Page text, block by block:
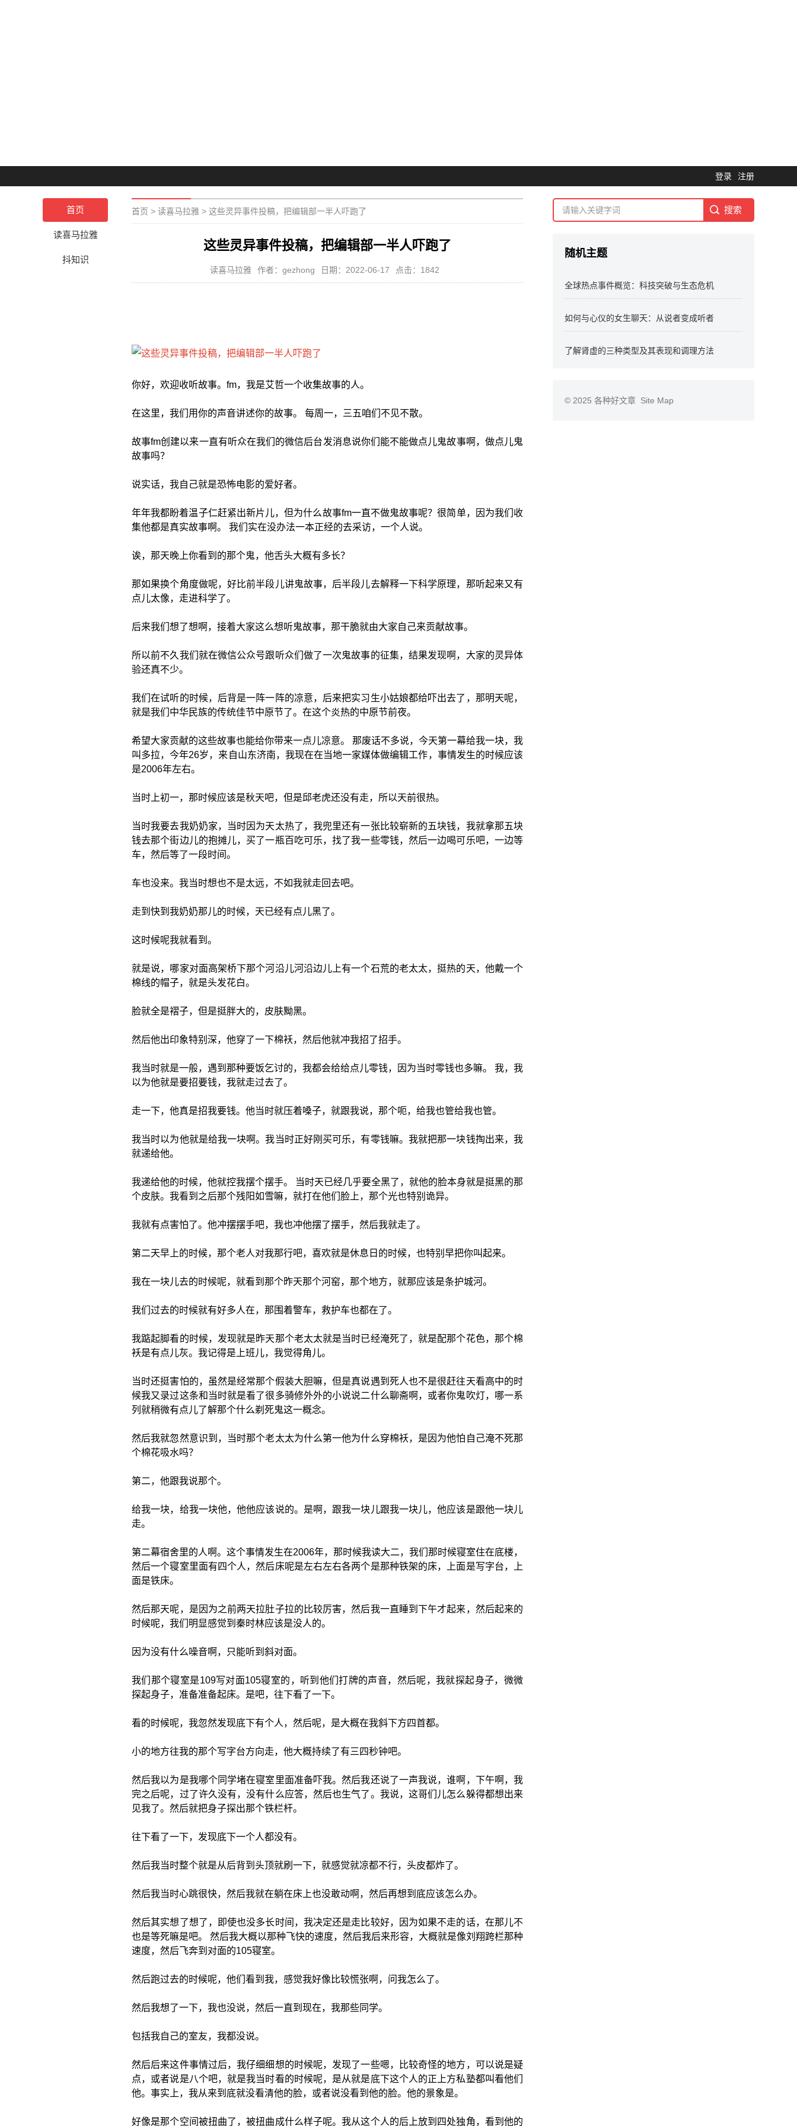
登录 注册
首页
读喜马拉雅
抖知识
首页 > 读喜马拉雅 > 这些灵异事件投稿，把编辑部一半人吓跑了
这些灵异事件投稿，把编辑部一半人吓跑了
读喜马拉雅 作者：gezhong 日期：2022-06-17 点击：1842
你好，欢迎收听故事。fm，我是艾哲一个收集故事的人。
在这里，我们用你的声音讲述你的故事。 每周一，三五咱们不见不散。
故事fm创建以来一直有听众在我们的微信后台发消息说你们能不能做点儿鬼故事啊，做点儿鬼
故事吗？
说实话，我自己就是恐怖电影的爱好者。
年年我都盼着温子仁赶紧出新片儿，但为什么故事fm一直不做鬼故事呢？很简单，因为我们收
集他都是真实故事啊。 我们实在没办法一本正经的去采访，一个人说。
诶，那天晚上你看到的那个鬼，他舌头大概有多长？
那如果换个角度做呢，好比前半段儿讲鬼故事，后半段儿去解释一下科学原理，那听起来又有
点儿太像，走进科学了。
后来我们想了想啊，接着大家这么想听鬼故事，那干脆就由大家自己来贡献故事。
所以前不久我们就在微信公众号跟听众们做了一次鬼故事的征集，结果发现啊，大家的灵异体
验还真不少。
我们在试听的时候，后背是一阵一阵的凉意，后来把实习生小姑娘都给吓出去了，那明天呢，
就是我们中华民族的传统佳节中原节了。在这个炎热的中原节前夜。
希望大家贡献的这些故事也能给你带来一点儿凉意。 那废话不多说，今天第一幕给我一块，我
叫多拉，今年26岁，来自山东济南，我现在在当地一家媒体做编辑工作，事情发生的时候应该
是2006年左右。
当时上初一，那时候应该是秋天吧，但是邱老虎还没有走，所以天前很热。
当时我要去我奶奶家，当时因为天太热了，我兜里还有一张比较崭新的五块钱，我就拿那五块
钱去那个街边儿的抱摊儿，买了一瓶百吃可乐，找了我一些零钱，然后一边喝可乐吧，一边等
车，然后等了一段时间。
车也没来。我当时想也不是太远，不如我就走回去吧。
走到快到我奶奶那儿的时候，天已经有点儿黑了。
这时候呢我就看到。
就是说，哪家对面高架桥下那个河沿儿河沿边儿上有一个石荒的老太太，挺热的天，他戴一个
棉线的帽子，就是头发花白。
脸就全是褶子，但是挺胖大的，皮肤黝黑。
然后他出印象特别深，他穿了一下棉袄，然后他就冲我招了招手。
我当时就是一般，遇到那种要饭乞讨的，我都会给给点儿零钱，因为当时零钱也多嘛。 我，我
以为他就是要招要钱，我就走过去了。
走一下，他真是招我要钱。他当时就压着嗓子，就跟我说，那个呃，给我也管给我也管。
我当时以为他就是给我一块啊。我当时正好刚买可乐，有零钱嘛。我就把那一块钱掏出来，我
就递给他。
我递给他的时候，他就控我摆个摆手。 当时天已经几乎要全黑了，就他的脸本身就是挺黑的那
个皮肤。我看到之后那个残阳如雪嘛，就打在他们脸上，那个光也特别诡异。
我就有点害怕了。他冲摆摆手吧，我也冲他摆了摆手，然后我就走了。
第二天早上的时候，那个老人对我那行吧，喜欢就是休息日的时候，也特别早把你叫起来。
我在一块儿去的时候呢，就看到那个昨天那个河窑，那个地方，就那应该是条护城河。
我们过去的时候就有好多人在，那围着警车，救护车也都在了。
我踮起脚看的时候，发现就是昨天那个老太太就是当时已经淹死了，就是配那个花色，那个棉
袄是有点儿灰。我记得是上班儿，我觉得角儿。
当时还挺害怕的，虽然是经常那个假装大胆嘛，但是真说遇到死人也不是很赶往天看高中的时
候我又录过这条和当时就是看了很多骑修外外的小说说二什么聊斋啊，或者你鬼吹灯，哪一系
列就稍微有点儿了解那个什么剃死鬼这一概念。
然后我就忽然意识到，当时那个老太太为什么第一他为什么穿棉袄，是因为他怕自己淹不死那
个棉花吸水吗？
第二，他跟我说那个。
给我一块，给我一块他，他他应该说的。是啊，跟我一块儿跟我一块儿，他应该是跟他一块儿
走。
第二幕宿舍里的人啊。这个事情发生在2006年，那时候我读大二，我们那时候寝室住在底楼，
然后一个寝室里面有四个人，然后床呢是左右左右各两个是那种铁架的床，上面是写字台，上
面是铁床。
然后那天呢，是因为之前两天拉肚子拉的比较厉害，然后我一直睡到下午才起来，然后起来的
时候呢，我们明显感觉到秦时林应该是没人的。
因为没有什么噪音啊，只能听到斜对面。
我们那个寝室是109写对面105寝室的，听到他们打牌的声音，然后呢，我就探起身子，微微
探起身子，准备准备起床。是吧，往下看了一下。
看的时候呢，我忽然发现底下有个人，然后呢，是大概在我斜下方四首都。
小的地方往我的那个写字台方向走，他大概持续了有三四秒钟吧。
然后我以为是我哪个同学堵在寝室里面准备吓我。然后我还说了一声我说，谁啊，下午啊，我
完之后呢，过了许久没有，没有什么应答，然后也生气了。我说，这哥们儿怎么躲得都想出来
见我了。然后就把身子探出那个铁栏杆。
往下看了一下，发现底下一个人都没有。
然后我当时整个就是从后背到头顶就刷一下，就感觉就凉都不行，头皮都炸了。
然后我当时心跳很快，然后我就在躺在床上也没敢动啊，然后再想到底应该怎么办。
然后其实想了想了，即使也没多长时间，我决定还是走比较好，因为如果不走的话，在那儿不
也是等死嘛是吧。 然后我大概以那种飞快的速度，然后我后来形容，大概就是像刘翔跨栏那种
速度，然后飞奔到对面的105寝室。
然后跑过去的时候呢，他们看到我，感觉我好像比较慌张啊，问我怎么了。
然后我想了一下，我也没说，然后一直到现在，我那些同学。
包括我自己的室友，我都没说。
然后后来这件事情过后，我仔细细想的时候呢，发现了一些嗯，比较奇怪的地方，可以说是疑
点，或者说是八个吧，就是我当时看的时候呢，是从就是底下这个人的正上方私塾都叫看他们
他。事实上，我从来到底就没看清他的脸，或者说没看到他的脸。他的景象是。
好像是那个空间被扭曲了，被扭曲成什么样子呢。我从这个人的后上放到四处独角，看到他的
随机主题
全球热点事件概览：科技突破与生态危机
如何与心仪的女生聊天：从说者变成听者
了解肾虚的三种类型及其表现和调理方法
© 2025 各种好文章 Site Map